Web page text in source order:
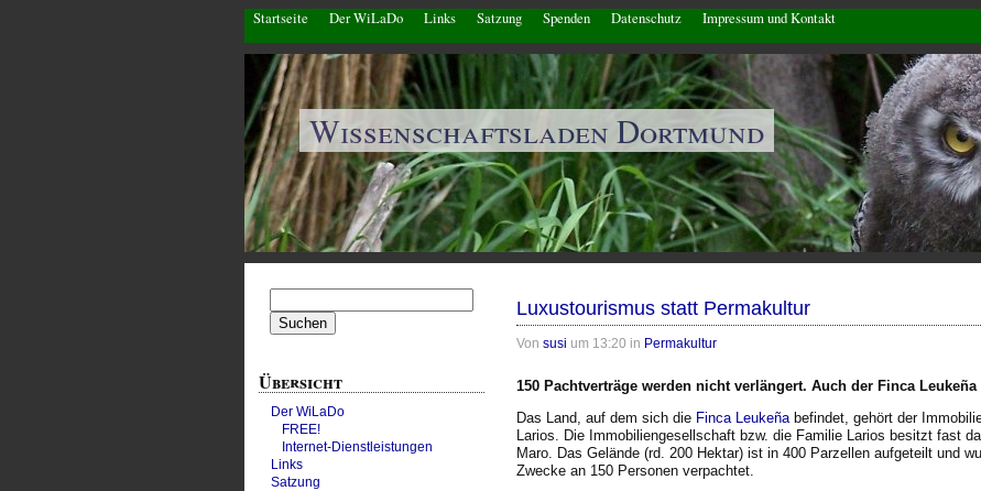
Startseite Der WiLaDo Links Satzung Spenden Datenschutz Impressum und Kontakt
Wissenschaftsladen Dortmund
Luxustourismus statt Permakultur
Von susi um 13:20 in Permakultur
150 Pachtverträge werden nicht verlängert. Auch der Finca
Das Land, auf dem sich die Finca Leukeña befindet, gehört der
Larios. Die Immobiliengesellschaft bzw. die Familie Larios besitzt fast
Maro. Das Gelände (rd. 200 Hektar) ist in 400 Parzellen aufgeteilt und
Zwecke an 150 Personen verpachtet.
nach:
Übersicht
Der WiLaDo
FREE!
Internet-Dienstleistungen
Links
Satzung